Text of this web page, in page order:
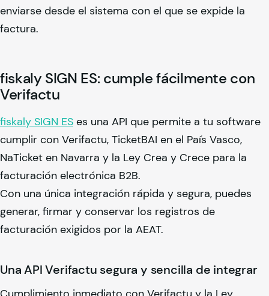
enviarse desde el sistema con el que se expide la
factura.
fiskalySIGN ES: cumple fácilmente con
Verifactu
fiskaly SIGN ES es una API que permite a tu software
cumplir con Verifactu, TicketBAI en el País Vasco,
NaTicket en Navarra y la Ley Crea y Crece para la
facturación electrónica B2B.
Con una única integración rápida y segura, puedes
generar, firmar y conservar los registros de
facturación exigidos por la AEAT.
Una API Verifactu segura y sencilla de integrar